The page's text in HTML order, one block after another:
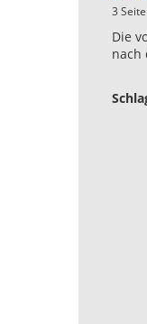
3
Die
nach